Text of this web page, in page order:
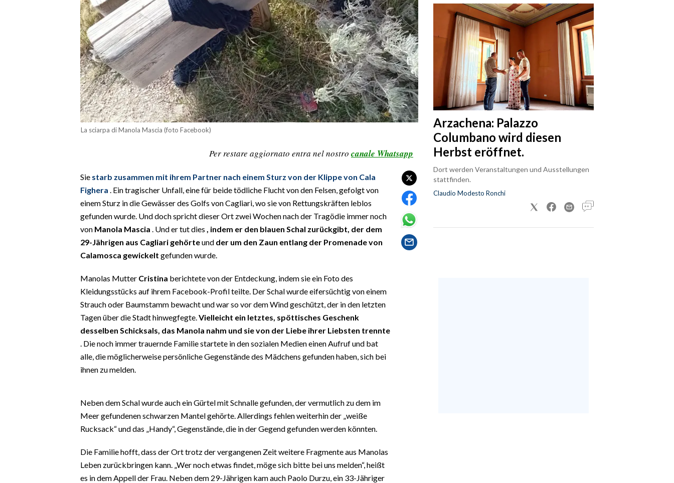
La sciarpa di Manola Mascia (foto Facebook)
Per restare aggiornato entra nel nostro canale Whatsapp
Sie starb zusammen mit ihrem Partner nach einem Sturz von der Klippe von Cala
Fighera . Ein tragischer Unfall, eine für beide tödliche Flucht von den Felsen, gefolgt von
einem Sturz in die Gewässer des Golfs von Cagliari, wo sie von Rettungskräften leblos
gefunden wurde. Und doch spricht dieser Ort zwei Wochen nach der Tragödie immer noch
von Manola Mascia . Und er tut dies , indem er den blauen Schal zurückgibt, der dem
29-Jährigen aus Cagliari gehörteund der um den Zaun entlang der Promenade von
Calamosca gewickelt gefunden wurde.
Manolas Mutter Cristina berichtete von der Entdeckung, indem sie ein Foto des
Kleidungsstücks auf ihrem Facebook-Profil teilte. Der Schal wurde eifersüchtig von einem
Strauch oder Baumstamm bewacht und war so vor dem Wind geschützt, der in den letzten
Tagen über die Stadt hinwegfegte.Vielleicht ein letztes, spöttisches Geschenk
desselben Schicksals, das Manola nahm und sie von der Liebe ihrer Liebsten trennte
. Die noch immer trauernde Familie startete in den sozialen Medien einen Aufruf und bat
alle, die möglicherweise persönliche Gegenstände des Mädchens gefunden haben, sich bei
ihnen zu melden.
Neben dem Schal wurde auch ein Gürtel mit Schnalle gefunden, der vermutlich zu dem im
Meer gefundenen schwarzen Mantel gehörte. Allerdings fehlen weiterhin der „weiße
Rucksack“ und das „Handy“, Gegenstände, die in der Gegend gefunden werden könnten.
Die Familie hofft, dass der Ort trotz der vergangenen Zeit weitere Fragmente aus Manolas
Leben zurückbringen kann. „Wer noch etwas findet, möge sich bitte bei uns melden“, heißt
es in dem Appell der Frau. Neben dem 29-Jährigen kam auch Paolo Durzu, ein 33-Jähriger
Arzachena: Palazzo
Columbano wird diesen
Herbst eröffnet.
Dort werden Veranstaltungen und Ausstellungen
stattfinden.
Claudio Modesto Ronchi